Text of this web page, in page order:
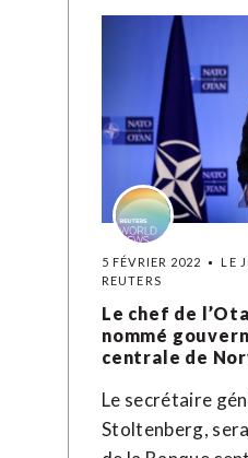
5 FÉVRIER 2022
LE
REUTERS
Le chef de
nommé
centrale de
Le secrétaire
Stoltenberg,